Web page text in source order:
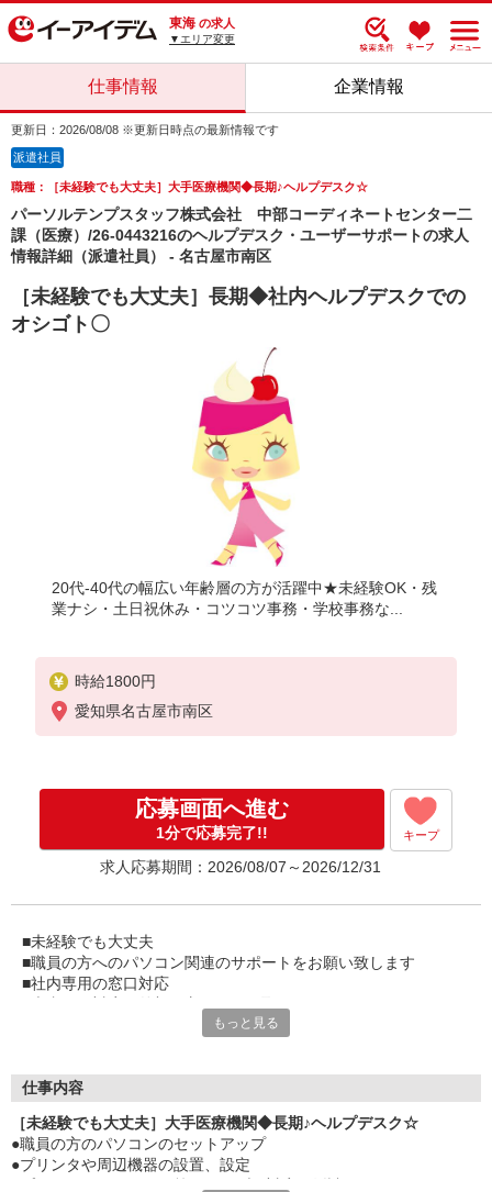
東海 の求人
▼エリア変更
仕事情報 企業情報
更新日：2026/08/08 ※更新日時点の最新情報です
派遣社員
職種：［未経験でも大丈夫］大手医療機関◆長期♪ヘルプデスク☆
パーソルテンプスタッフ株式会社 中部コーディネートセンター二
課（医療）/26-0443216のヘルプデスク・ユーザーサポートの求人
情報詳細（派遣社員） - 名古屋市南区
［未経験でも大丈夫］長期◆社内ヘルプデスクでの
オシゴト〇
20代-40代の幅広い年齢層の方が活躍中★未経験OK・残
業ナシ・土日祝休み・コツコツ事務・学校事務な...
時給1800円
愛知県名古屋市南区
応募画面へ進む
1分で応募完了!! キープ
求人応募期間：2026/08/07～2026/12/31
■未経験でも大丈夫
■職員の方へのパソコン関連のサポートをお願い致します
■社内専用の窓口対応
■大手医療機関だから＜長期×安定＞して働きたい方にオススメ
もっと見る
仕事内容
［未経験でも大丈夫］大手医療機関◆長期♪ヘルプデスク☆
●職員の方のパソコンのセットアップ
●プリンタや周辺機器の設置、設定